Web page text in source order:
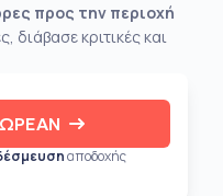
προς την περιοχή
διάβασε κριτικές και
αποδοχής